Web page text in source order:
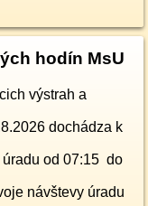
hodín MsU
výstrah a
dochádza k
úradu od 07:15 do
návštevy úradu